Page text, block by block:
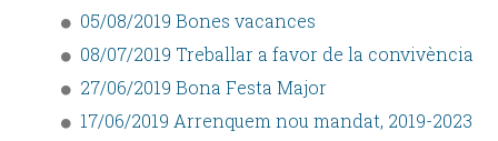
05/08/2019 Bones vacances
08/07/2019 Treballar a favor de la convivència
27/06/2019 Bona Festa Major
17/06/2019 Arrenquem nou mandat, 2019-2023